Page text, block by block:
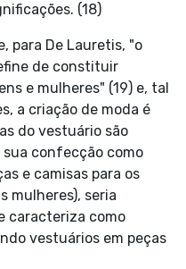
(18)
para De Lauretis, "o
de constituir
e mulheres" (19) e, tal
a criação de moda é
do vestuário são
confecção como
e camisas para os
mulheres), seria
caracteriza como
vestuários em peças